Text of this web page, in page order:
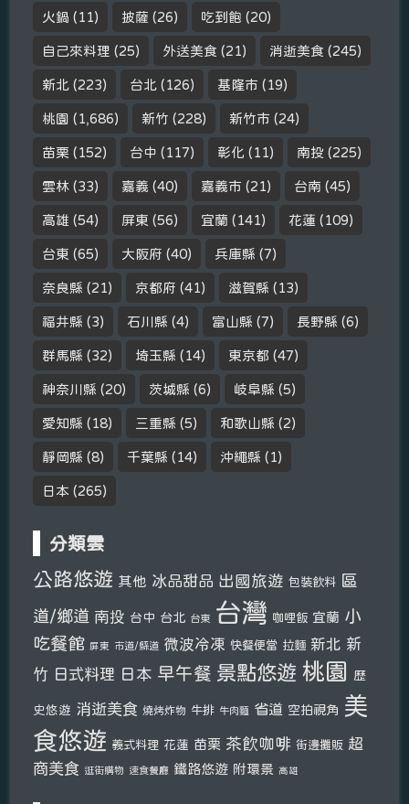
火鍋 (11) 披薩 (26) 吃到飽 (20)
自己來料理 (25) 外送美食 (21) 消逝美食 (245)
新北 (223) 台北 (126) 基隆市 (19)
桃園 (1,686) 新竹 (228) 新竹市 (24)
苗栗 (152) 台中 (117) 彰化 (11) 南投 (225)
雲林 (33) 嘉義 (40) 嘉義市 (21) 台南 (45)
高雄 (54) 屏東 (56) 宜蘭 (141) 花蓮 (109)
台東 (65) 大阪府 (40) 兵庫縣 (7)
奈良縣 (21) 京都府 (41) 滋賀縣 (13)
福井縣 (3) 石川縣 (4) 富山縣 (7) 長野縣 (6)
群馬縣 (32) 埼玉縣 (14) 東京都 (47)
神奈川縣 (20) 茨城縣 (6) 岐阜縣 (5)
愛知縣 (18) 三重縣 (5) 和歌山縣 (2)
靜岡縣 (8) 千葉縣 (14) 沖繩縣 (1)
日本 (265)
分類雲
公路悠遊 其他 冰品甜品 出國旅遊 包裝飲料 區
道/鄉道 南投 台中 台北 台東 台灣 咖哩飯 宜蘭 小
吃餐館 屏東 市道/縣道 微波冷凍 快餐便當 拉麵 新北 新
竹 日式料理 日本 早午餐 景點悠遊 桃園 歷
史悠遊 消逝美食 燒烤炸物 牛排 牛肉麵 省道 空拍視角 美
食悠遊 義式料理 花蓮 苗栗 茶飲咖啡 街邊攤販 超
商美食
逛街購物 速食餐廳 鐵路悠遊 附環景 高雄